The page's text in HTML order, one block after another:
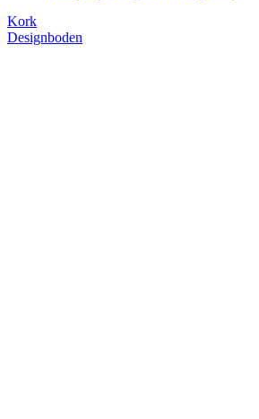
Kork
Designboden